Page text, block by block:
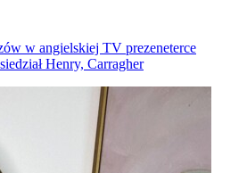
w angielskiej TV prezeneterce
Henry, Carragher